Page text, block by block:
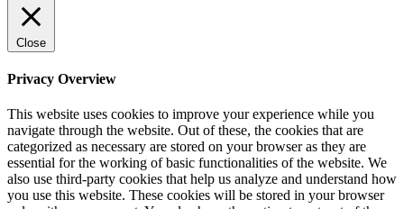
Close
Privacy Overview
This website uses cookies to improve your experience while you
navigate through the website. Out of these, the cookies that are
categorized as necessary are stored on your browser as they are
essential for the working of basic functionalities of the website. We
also use third-party cookies that help us analyze and understand how
you use this website. These cookies will be stored in your browser